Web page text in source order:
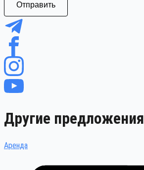
Отправить
Другие предложения
Аренда